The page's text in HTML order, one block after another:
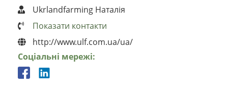
Ukrlandfarming Наталія
Показати контакти
http://www.ulf.com.ua/ua/
Соціальні мережі: